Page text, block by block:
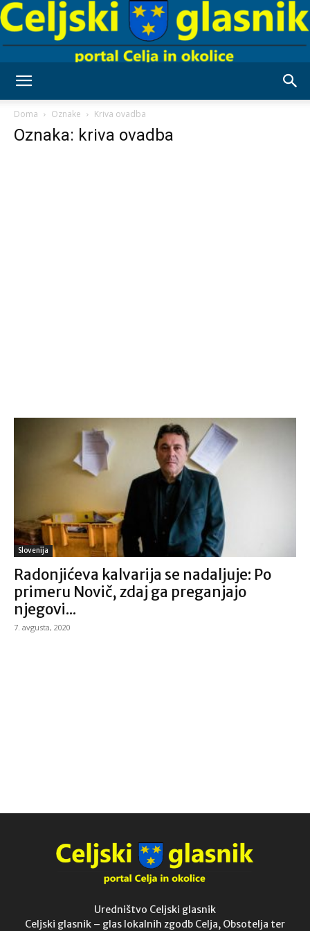
Doma Oznake Kriva ovadba
Oznaka: kriva ovadba
Slovenija
Radonjićeva kalvarija se nadaljuje: Po
primeru Novič, zdaj ga preganjajo
njegovi...
7. avgusta, 2020
Uredništvo Celjski glasnik
Celjski glasnik – glas lokalnih zgodb Celja, Obsotelja ter